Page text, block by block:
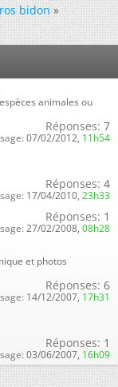
bidon »
animales ou
Réponses: 7
07/02/2012, 11h54
Réponses: 4
17/04/2010, 23h33
Réponses: 1
27/02/2008, 08h28
et photos
Réponses: 6
14/12/2007, 17h31
Réponses: 1
03/06/2007, 16h09